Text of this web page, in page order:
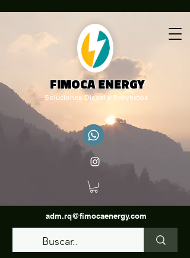
FIMOCA ENERGY
Soluciones Diesel y Proyectos
adm.rq@fimocaenergy.com